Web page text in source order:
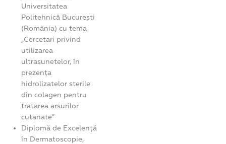
Universitatea
Politehnică București
(România) cu tema
„Cercetari privind
utilizarea
ultrasunetelor, în
prezența
hidrolizatelor sterile
din colagen pentru
tratarea arsurilor
cutanate”
Diplomă de Excelență
în Dermatoscopie,